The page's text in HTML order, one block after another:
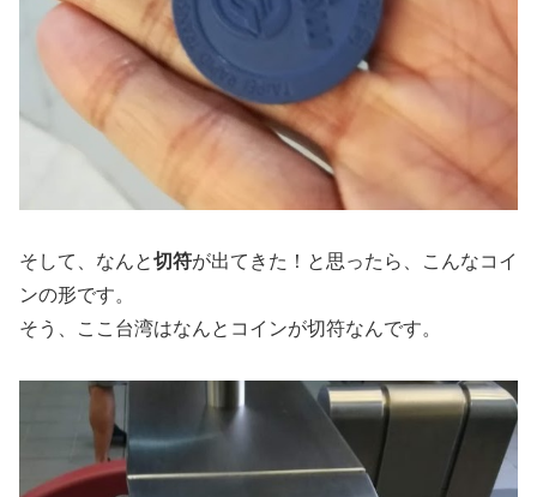
そして、なんと切符が出てきた！と思ったら、こんなコイ
ンの形です。
そう、ここ台湾はなんとコインが切符なんです。